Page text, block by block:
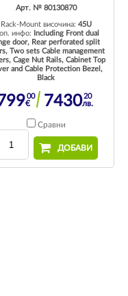
Арт. № 80130870
Rack-Mount височина: 45U
инфо:
Including Front dual
door, Rear perforated split
Two sets Cable management
Cage Nut Rails, Cabinet Top
and Cable Protection Bezel,
Black
00
€ 743020
лв.
Сравни
ДОБАВИ